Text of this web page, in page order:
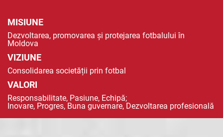
MISIUNE
Dezvoltarea, promovarea și protejarea fotbalului în
Moldova
VIZIUNE
Consolidarea societății prin fotbal
VALORI
Responsabilitate, Pasiune, Echipă;
Inovare, Progres, Buna guvernare, Dezvoltarea profesională